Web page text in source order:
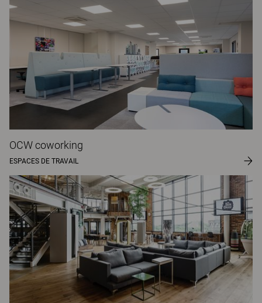
OCW coworking
ESPACES DE TRAVAIL